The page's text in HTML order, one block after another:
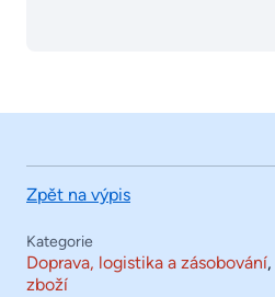
Zpět na výpis
Kategorie
Doprava, logistika a zásobování,
zboží